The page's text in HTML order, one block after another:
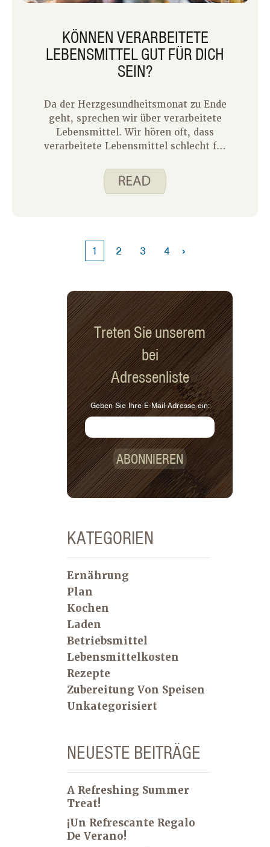
lokalen Trails verbringen.
KÖNNEN VERARBEITETE
LEBENSMITTEL GUT FÜR DICH
SEIN?
Da der Herzgesundheitsmonat zu Ende
geht, sprechen wir über verarbeitete
Lebensmittel. Wir hören oft, dass
verarbeitete Lebensmittel schlecht für
verarbeiteten Lebensmitteln?
1 2 3 4 ›
Treten Sie unserem
bei
Adressenliste
Geben Sie Ihre E-Mail-Adresse ein:
ABONNIEREN
KATEGORIEN
Ernährung
Plan
Kochen
Laden
Betriebsmittel
Lebensmittelkosten
Rezepte
Zubereitung Von Speisen
Unkategorisiert
NEUESTE BEITRÄGE
A Refreshing Summer
Treat!
¡Un Refrescante Regalo
De Verano!